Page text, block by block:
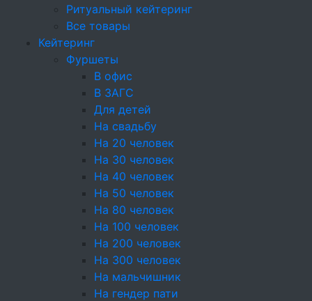
Ритуальный кейтеринг
Все товары
Кейтеринг
Фуршеты
В офис
В ЗАГС
Для детей
На свадьбу
На 20 человек
На 30 человек
На 40 человек
На 50 человек
На 80 человек
На 100 человек
На 200 человек
На 300 человек
На мальчишник
На гендер пати
Тарталетки
Мясные нарезки
Горячие закуски
Мини-шашлычки
Блюда от Шеф-повара
Фуршетные наборы
Детское меню